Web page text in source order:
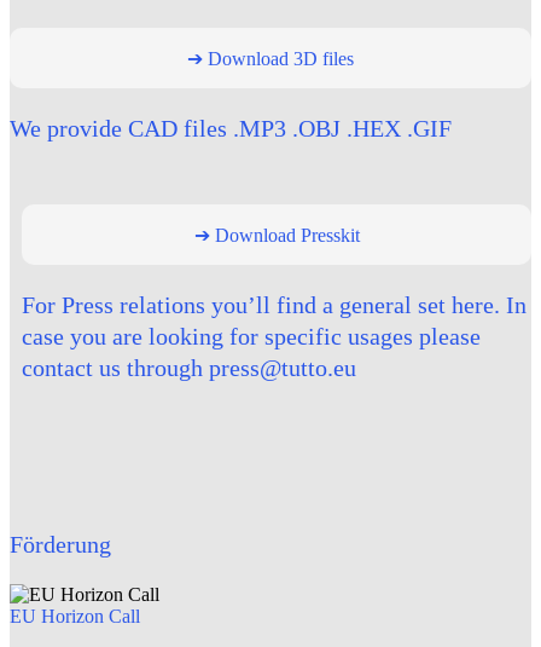
➔ Download 3D files
We provide CAD files .MP3 .OBJ .HEX .GIF
➔ Download Presskit
For Press relations you’ll find a general set here. In
case you are looking for specific usages please
contact us through press@tutto.eu
Förderung
EU Horizon Call